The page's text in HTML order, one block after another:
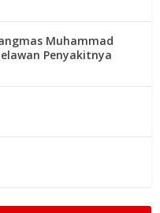
Muhammad
Penyakitnya